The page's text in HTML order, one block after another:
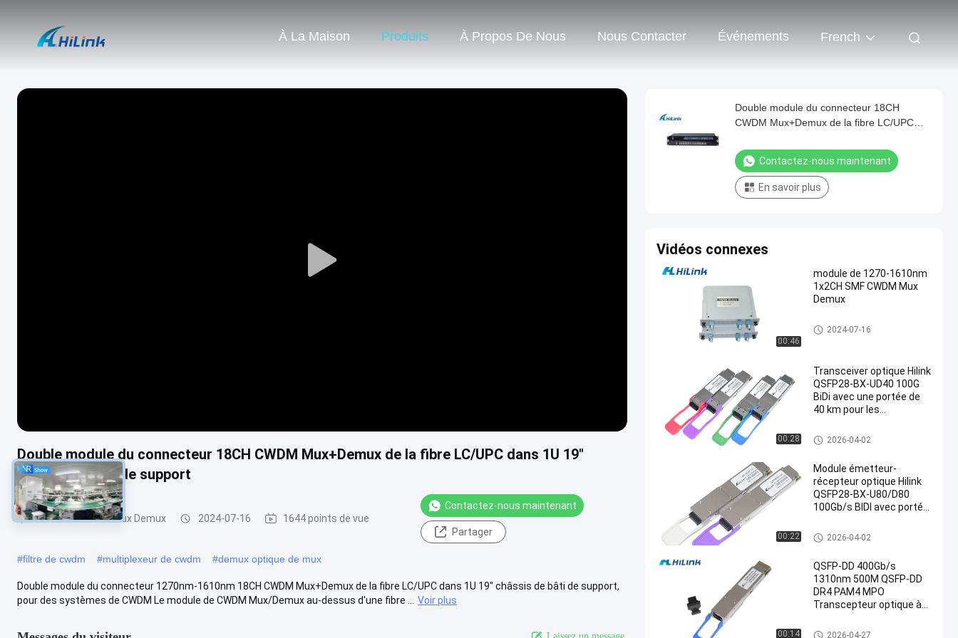
À La Maison Produits À Propos De Nous Nous Contacter Événements French
Play
Double module du connecteur 18CH CWDM Mux+Demux de la fibre LC/UPC dans 1U 19"
châssis de bâti de support
Module de CWDM Mux Demux 2024-07-16 1644 points de vue
Contactez-nous maintenant
Partager
#filtre de cwdm #multiplexeur de cwdm #demux optique de mux
Double module du connecteur 1270nm-1610nm 18CH CWDM Mux+Demux de la fibre LC/UPC dans 1U 19" châssis de bâti de support,
pour des systèmes de CWDM Le module de CWDM Mux/Demux au-dessus d'une fibre ...
Voir plus
Laissez un message.
Double module du connecteur 18CH
CWDM Mux+Demux de la fibre LC/UPC
Contactez-nous maintenant
En savoir plus
Vidéos connexes
00:46
module de 1270-1610nm
1x2CH SMF CWDM Mux
Demux
Module de CWDM Mux Demux
2024-07-16
00:28
Transceiver optique Hilink
QSFP28-BX-UD40 100G
BiDi avec une portée de
40 km pour les
données
Module optique d'émetteur-réc
epteur
2026-04-02
00:22
Module émetteur-
récepteur optique Hilink
QSFP28-BX-U80/D80
100Gb/s BIDI avec portée
100G
Module optique d'émetteur-réc
epteur
2026-04-02
00:14
QSFP-DD 400Gb/s
1310nm 500M QSFP-DD
DR4 PAM4 MPO
Transcepteur optique à
Module optique d'émetteur-réc
2026-04-27